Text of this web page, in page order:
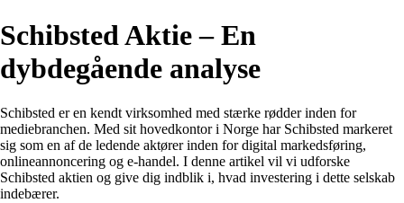
Schibsted Aktie – En
dybdegående analyse
Schibsted er en kendt virksomhed med stærke rødder inden for
mediebranchen. Med sit hovedkontor i Norge har Schibsted markeret
sig som en af de ledende aktører inden for digital markedsføring,
onlineannoncering og e-handel. I denne artikel vil vi udforske
Schibsted aktien og give dig indblik i, hvad investering i dette selskab
indebærer.